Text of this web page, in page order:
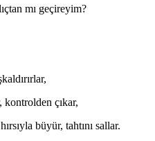
mı geçireyim?
çıkar,
büyür, tahtını sallar.